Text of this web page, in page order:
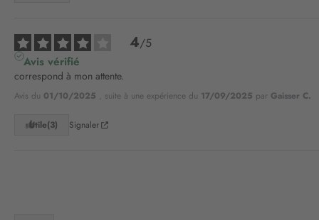
4/5
Avis vérifié
correspond à mon attente.
Avis du 01/10/2025 , suite à une expérience du 17/09/2025 par Gaisser C.
Utile(3) Signaler